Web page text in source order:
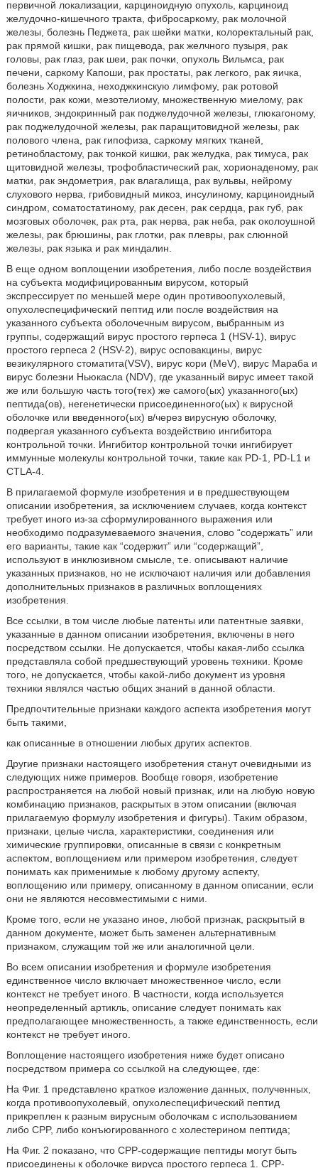
первичной локализации, карциноидную опухоль, карциноид
желудочно-кишечного тракта, фибросаркому, рак молочной
железы, болезнь Педжета, рак шейки матки, колоректальный рак,
рак прямой кишки, рак пищевода, рак желчного пузыря, рак
головы, рак глаз, рак шеи, рак почки, опухоль Вильмса, рак
печени, саркому Капоши, рак простаты, рак легкого, рак яичка,
болезнь Ходжкина, неходжкинскую лимфому, рак ротовой
полости, рак кожи, мезотелиому, множественную миелому, рак
яичников, эндокринный рак поджелудочной железы, глюкагоному,
рак поджелудочной железы, рак паращитовидной железы, рак
полового члена, рак гипофиза, саркому мягких тканей,
ретинобластому, рак тонкой кишки, рак желудка, рак тимуса, рак
щитовидной железы, трофобластический рак, хорионаденому, рак
матки, рак эндометрия, рак влагалища, рак вульвы, нейрому
слухового нерва, грибовидный микоз, инсулиному, карциноидный
синдром, соматостатиному, рак десен, рак сердца, рак губ, рак
мозговых оболочек, рак рта, рак нерва, рак неба, рак околоушной
железы, рак брюшины, рак глотки, рак плевры, рак слюнной
железы, рак языка и рак миндалин.
В еще одном воплощении изобретения, либо после воздействия
на субъекта модифицированным вирусом, который
экспрессирует по меньшей мере один противоопухолевый,
опухолеспецифический пептид или после воздействия на
указанного субъекта оболочечным вирусом, выбранным из
группы, содержащий вирус простого герпеса 1 (HSV-1), вирус
простого герпеса 2 (HSV-2), вирус осповакцины, вирус
везикулярного стоматита(VSV), вирус кори (MeV), вирус Мараба и
вирус болезни Hьюкасла (NDV), где указанный вирус имеет такой
же или большую часть того(тех) же самого(ых) указанного(ых)
пептида(ов), негенетически присоединенного(ых) к вирусной
оболочке или введенного(ых) в/через вирусную оболочку,
подвергая указанного субъекта воздействию ингибитора
контрольной точки. Ингибитор контрольной точки ингибирует
иммунные молекулы контрольной точки, такие как PD-1, PD-L1 и
CTLA-4.
В прилагаемой формуле изобретения и в предшествующем
описании изобретения, за исключением случаев, когда контекст
требует иного из-за сформулированного выражения или
необходимо подразумеваемого значения, слово “содержать” или
его варианты, такие как “содержит” или “содержащий”,
используют в инклюзивном смысле, т.е. описывают наличие
указанных признаков, но не исключают наличия или добавления
дополнительных признаков в различных воплощениях
изобретения.
Все ссылки, в том числе любые патенты или патентные заявки,
указанные в данном описании изобретения, включены в него
посредством ссылки. Не допускается, чтобы какая-либо ссылка
представляла собой предшествующий уровень техники. Кроме
того, не допускается, чтобы какой-либо документ из уровня
техники являлся частью общих знаний в данной области.
Предпочтительные признаки каждого аспекта изобретения могут
быть такими,
как описанные в отношении любых других аспектов.
Другие признаки настоящего изобретения станут очевидными из
следующих ниже примеров. Вообще говоря, изобретение
распространяется на любой новый признак, или на любую новую
комбинацию признаков, раскрытых в этом описании (включая
прилагаемую формулу изобретения и фигуры). Таким образом,
признаки, целые числа, характеристики, соединения или
химические группировки, описанные в связи с конкретным
аспектом, воплощением или примером изобретения, следует
понимать как применимые к любому другому аспекту,
воплощению или примеру, описанному в данном описании, если
они не являются несовместимыми с ними.
Кроме того, если не указано иное, любой признак, раскрытый в
данном документе, может быть заменен альтернативным
признаком, служащим той же или аналогичной цели.
Во всем описании изобретения и формуле изобретения
единственное число включает множественное число, если
контекст не требует иного. В частности, когда используется
неопределенный артикль, описание следует понимать как
предполагающее множественность, а также единственность, если
контекст не требует иного.
Воплощение настоящего изобретения ниже будет описано
посредством примера со ссылкой на следующее, где:
На Фиг. 1 представлено краткое изложение данных, полученных,
когда противоопухолевый, опухолеспецифический пептид
прикреплен к разным вирусным оболочкам с использованием
либо CPP, либо конъюгированного с холестерином пептида;
На Фиг. 2 показано, что CPP-содержащие пептиды могут быть
присоединены к оболочке вируса простого герпеса 1. CPP-